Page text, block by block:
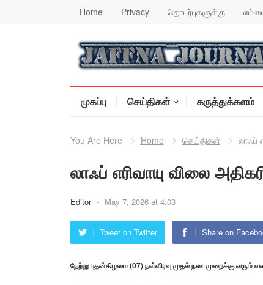
Home Privacy தொடர்புகளுக்கு
முகப்பு செய்திகள் கருத்துக்களம்
You Are Here Home செய்திகள் லாஃப்
லாஃப் எரிவாயு விலை
Editor - May 7, 2026 at 4:03
Tweet on Twitter Share on
நேற்று புதன்கிழமை (07) நள்ளிரவு முதல் நடைமுறைக்கு வரும்